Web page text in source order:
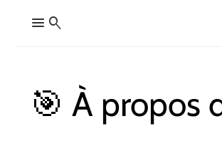
menu search
🎯 À propos